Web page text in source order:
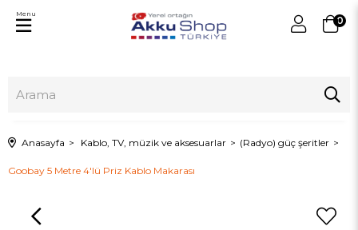
0
Menu
Anasayfa Kablo, TV, müzik ve aksesuarlar (Radyo) güç şeritler
Goobay 5 Metre 4'lü Priz Kablo Makarası